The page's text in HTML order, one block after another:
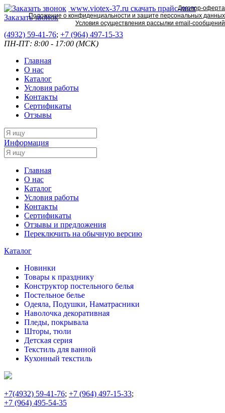
www.viotex-37.ru скачать прайс-лист
Заказать звонок
(4932) 59-41-76; +7 (964) 497-15-33
ПН-ПТ: 8:00 - 17:00 (МСК)
Главная
О нас
Каталог
Условия работы
Контакты
Сертификаты
Отзывы
Информация
Главная
О нас
Каталог
Условия работы
Контакты
Сертификаты
Отзывы и предложения
Переключить на обычную версию
Каталог
Новинки
Товары к празднику
Конструктор постельного белья
Постельное белье
Одеяла, Подушки, Наматрасники
Наволочка декоративная
Пледы, покрывала
Шторы, тюли
Детская серия
Текстиль для ванной
Кухонный текстиль
+7(4932) 59-41-76; +7 (964) 497-15-33;
+7 (964) 495-54-35
Договор-оферта
Положение о конфиденциальности и защите персональных данных
Условия осуществления рассылки email-сообщений